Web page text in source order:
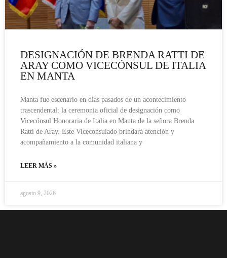
DESIGNACIÓN DE BRENDA RATTI DE
ARAY COMO VICECÓNSUL DE ITALIA
EN MANTA
Manta fue escenario en días pasados de un acontecimiento
trascendental: la ceremonia oficial de designación como
Vicecónsul Honoraria de Italia en Manta de la señora Brenda
Ratti de Aray. Este Viceconsulado brindará atención y
acompañamiento a la comunidad italiana y
LEER MÁS »
agosto 9, 2026